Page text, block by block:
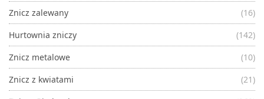
Znicz zalewany
(16)
Hurtownia zniczy
(142)
Znicz metalowe
(10)
Znicz z kwiatami
(21)